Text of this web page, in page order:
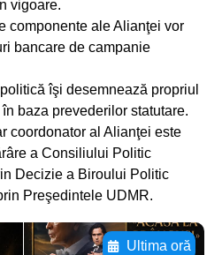
vigoare.
componente ale Alianţei vor
bancare de campanie
îşi desemnează propriul
în baza prevederilor statutare.
coordonator al Alianţei este
a Consiliului Politic
Decizie a Biroului Politic
Preşedintele UDMR.
Ultima oră